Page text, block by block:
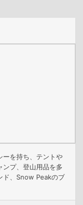
ーを持ち、テントや
ンプ、登山用品を多
ド、Snow Peakのブ